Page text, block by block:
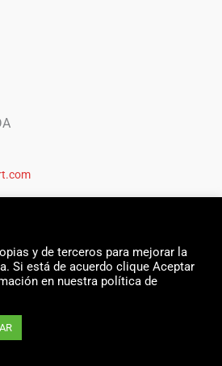
web creado y mantenido por Unika web
y de terceros para mejorar la
Si está de acuerdo clique Aceptar
en nuestra política de